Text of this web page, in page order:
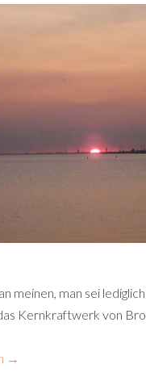
meinen, man sei
Kernkraftwerk von
→